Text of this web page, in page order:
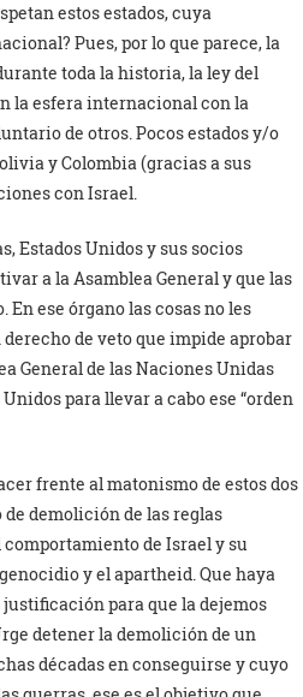
estos estados, cuya
Pues, por lo que parece, la
toda la historia, la ley del
la esfera internacional con la
de otros. Pocos estados y/o
y Colombia (gracias a sus
con Israel.
Estados Unidos y sus socios
a la Asamblea General y que las
ese órgano las cosas no les
de veto que impide aprobar
General de las Naciones Unidas
para llevar a cabo ese “orden
frente al matonismo de estos dos
demolición de las reglas
de Israel y su
y el apartheid. Que haya
para que la dejemos
detener la demolición de un
décadas en conseguirse y cuyo